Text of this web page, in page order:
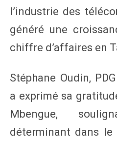
l’industrie des
généré une
chiffre d’affaires en
Stéphane Oudin,
a exprimé sa
Mbengue,
déterminant dans le